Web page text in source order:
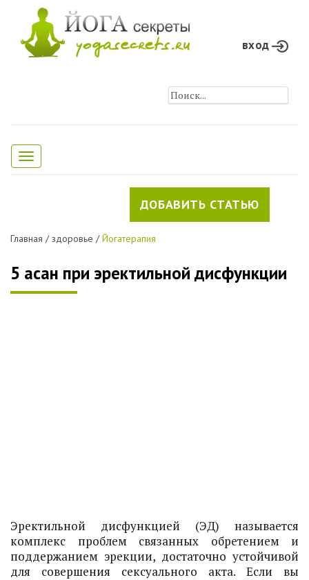
вход
Toggle
navigation
ДОБАВИТЬ СТАТЬЮ
Главная /здоровье /Йогатерапия
5 асан при эректильной дисфункции
Эректильной дисфункцией (ЭД) называется
комплекс проблем связанных обретением и
поддержанием эрекции, достаточно устойчивой
для совершения сексуального акта. Если вы